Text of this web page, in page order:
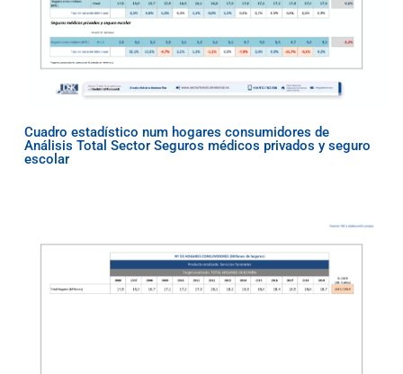
Cuadro estadístico num hogares consumidores de
Análisis Total Sector Seguros médicos privados y seguro
escolar